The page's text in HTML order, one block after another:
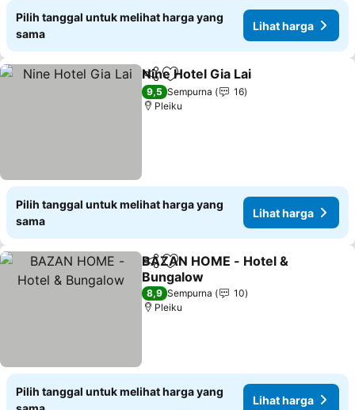
Pilih tanggal untuk melihat harga yang
sama
Lihat harga
BagikanTambahkan ke favorit
Nine Hotel Gia Lai
9,5 Sempurna
16
Pleiku
Pilih tanggal untuk melihat harga yang
sama
Lihat harga
BagikanTambahkan ke favorit
BAZAN HOME - Hotel &
Bungalow
Lihat harga
8,9 Sempurna
10
Pleiku
Pilih tanggal untuk melihat harga yang
Lihat harga